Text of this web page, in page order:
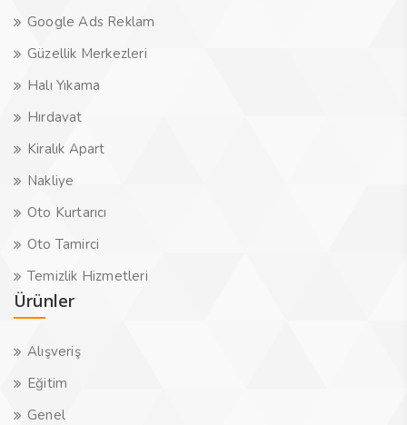
Google Ads Reklam
Güzellik Merkezleri
Halı Yıkama
Hırdavat
Kiralık Apart
Nakliye
Oto Kurtarıcı
Oto Tamirci
Temizlik Hizmetleri
Ürünler
Alışveriş
Eğitim
Genel